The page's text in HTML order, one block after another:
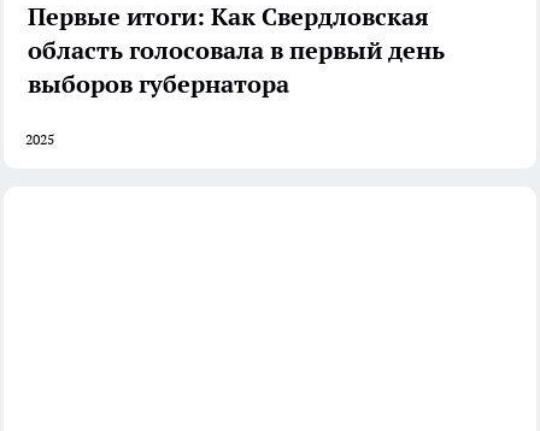
Первые итоги: Как Свердловская
область голосовала в первый день
выборов губернатора
2025